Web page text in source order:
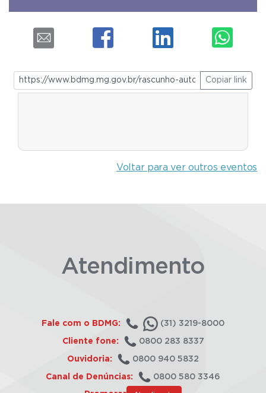
Copiar link
Voltar para ver outros eventos
Atendimento
Fale com o BDMG: (31) 3219-8000
Cliente fone: 0800 283 8337
Ouvidoria: 0800 940 5832
Canal de Denúncias: 0800 580 3346